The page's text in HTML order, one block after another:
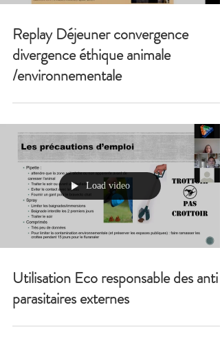
Replay Déjeuner convergence
divergence éthique animale
/environnementale
Load video
Utilisation Eco responsable des anti
parasitaires externes